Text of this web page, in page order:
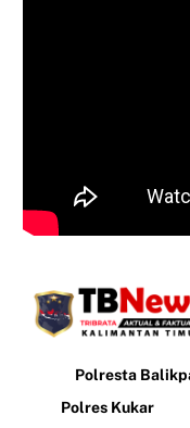
Polresta
Polres Kukar